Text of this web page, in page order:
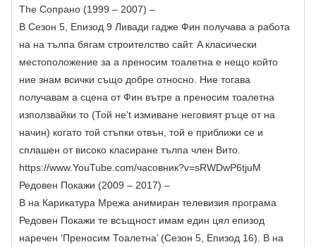
The Сопрано (1999 – 2007) –
В Сезон 5, Епизод 9 Ливади гадже Фин получава a работа
на на тълпа бягам строителство сайт. A класически
местоположение за a преносим тоалетна е нещо който
ние знам всички също добре относно. Ние тогава
получавам a сцена от Фин вътре a преносим тоалетна
използвайки то (Той не’t измиване неговият ръце от на
начин) когато той стъпки отвън, той е приближи се и
сплашен от високо класиране тълпа член Вито.
https://www.YouTube.com/часовник?v=sRWDwP6tjuM
Редовен Покажи (2009 – 2017) –
В на Карикатура Мрежа анимиран телевизия програма
Редовен Покажи те всъщност имам един цял епизод
наречен ‘Преносим Тоалетна’ (Сезон 5, Епизод 16). В на